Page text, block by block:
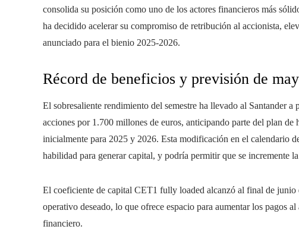
consolida su posición como uno de los actores financieros más
ha decidido acelerar su compromiso de retribución al accionista,
anunciado para el bienio 2025-2026.
Récord de beneficios y previsión de
El sobresaliente rendimiento del semestre ha llevado al Santander
acciones por 1.700 millones de euros, anticipando parte del plan
inicialmente para 2025 y 2026. Esta modificación en el calendario
habilidad para generar capital, y podría permitir que se incremente
El coeficiente de capital CET1 fully loaded alcanzó al final de
operativo deseado, lo que ofrece espacio para aumentar los pagos
financiero.